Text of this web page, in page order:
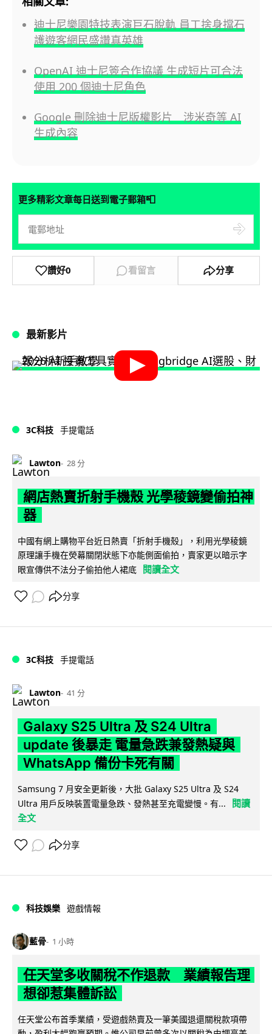
迪士尼樂園特技表演巨石脫軌 員工捨身擋石
護遊客網民盛讚真英雄
OpenAI 迪士尼簽合作協議 生成短片可合法
使用 200 個迪士尼角色
Google 刪除迪士尼版權影片 涉米奇等 AI
生成內容
更多精彩文章每日送到電子郵箱📮
讚好0 看留言 分享
最新影片
3C科技 手提電話
Lawton 28 分
網店熱賣折射手機殼 光學稜鏡變偷拍神
器
中國有網上購物平台近日熱賣「折射手機殼」，利用光學稜鏡
原理讓手機在熒幕關閉狀態下亦能側面偷拍，賣家更以暗示字
眼宣傳供不法分子偷拍他人裙底 閱讀全文
分享
3C科技 手提電話
Lawton 41 分
Galaxy S25 Ultra 及 S24 Ultra
update 後暴走 電量急跌兼發熱疑與
WhatsApp 備份卡死有關
Samsung 7 月安全更新後，大批 Galaxy S25 Ultra 及 S24
Ultra 用戶反映裝置電量急跌、發熱甚至充電變慢。有...
閱讀
全文
分享
科技娛樂 遊戲情報
藍骨 1 小時
任天堂多收關稅不作退款 業績報告理
想卻惹集體訴訟
任天堂公布首季業績，受遊戲熱賣及一筆美國退還關稅款項帶